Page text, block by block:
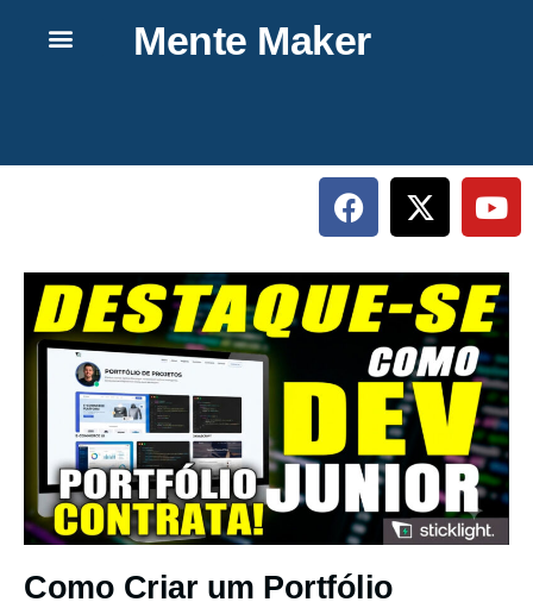
Mente Maker
Como Criar um Portfólio